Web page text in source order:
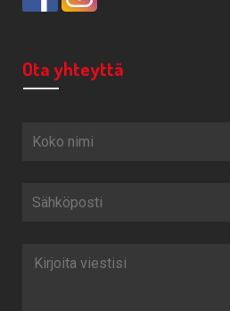
Ota yhteyttä